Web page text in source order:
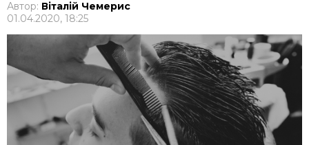
Автор: Віталій Чемерис
01.04.2020, 18:25